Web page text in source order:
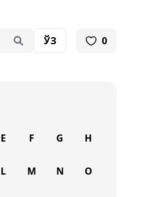
ЎЗ 0
E F G H
L M N O